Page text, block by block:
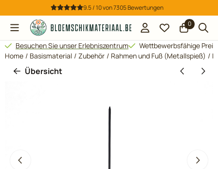
Cookie-Einstellungen verfügbar. Einstellungen wählen oder
9.5 / 10von7305Bewertungen
0
Besuchen Sie unser Erlebniszentrum
Wettbewerbsfähige
Home / Basismaterial / Zubehör / Rahmen und Fuß (Metallspieß) /
Übersicht